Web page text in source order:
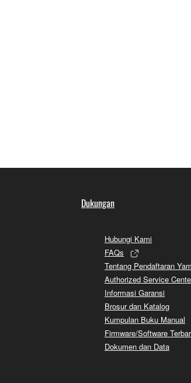
Dukungan
Hubungi Kami
FAQs
Tentang Pendaftaran
Authorized Service
Informasi Garansi
Brosur dan Katalog
Kumpulan Buku Manual
Firmware/Software
Dokumen dan Data